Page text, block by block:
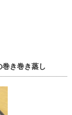
き巻き蒸し